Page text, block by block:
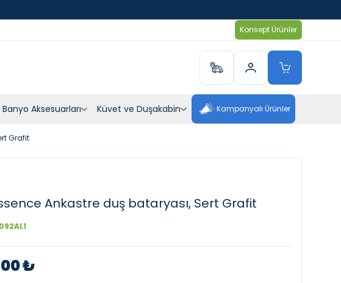
Konsept Ürünler
Banyo Aksesuarları Küvet ve Duşakabin Kampanyalı Ürünler
Grafit
Ankastre duş bataryası, Sert Grafit
₺